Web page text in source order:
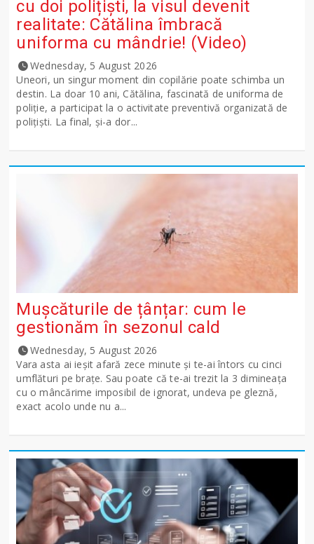
cu doi polițiști, la visul devenit
realitate: Cătălina îmbracă
uniforma cu mândrie! (Video)
Wednesday, 5 August 2026
Uneori, un singur moment din copilărie poate schimba un
destin. La doar 10 ani, Cătălina, fascinată de uniforma de
poliție, a participat la o activitate preventivă organizată de
polițiști. La final, și-a dor...
Mușcăturile de țânțar: cum le
gestionăm în sezonul cald
Wednesday, 5 August 2026
Vara asta ai ieșit afară zece minute și te-ai întors cu cinci
umflături pe brațe. Sau poate că te-ai trezit la 3 dimineața
cu o mâncărime imposibil de ignorat, undeva pe gleznă,
exact acolo unde nu a...